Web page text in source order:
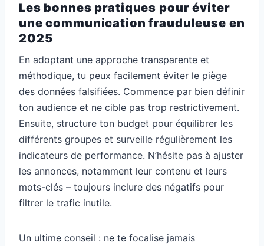
Les bonnes pratiques pour éviter
une communication frauduleuse en
2025
En adoptant une approche transparente et
méthodique, tu peux facilement éviter le piège
des données falsifiées. Commence par bien définir
ton audience et ne cible pas trop restrictivement.
Ensuite, structure ton budget pour équilibrer les
différents groupes et surveille régulièrement les
indicateurs de performance. N’hésite pas à ajuster
les annonces, notamment leur contenu et leurs
mots-clés – toujours inclure des négatifs pour
filtrer le trafic inutile.
Un ultime conseil : ne te focalise jamais